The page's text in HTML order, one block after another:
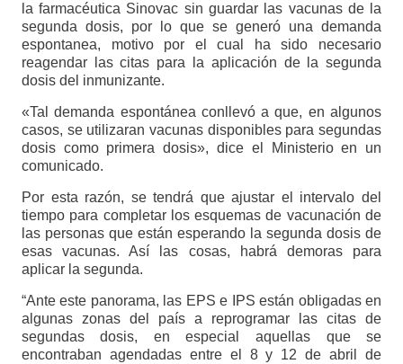
la farmacéutica Sinovac sin guardar las vacunas de la
segunda dosis, por lo que se generó una demanda
espontanea, motivo por el cual ha sido necesario
reagendar las citas para la aplicación de la segunda
dosis del inmunizante.
«Tal demanda espontánea conllevó a que, en algunos
casos, se utilizaran vacunas disponibles para segundas
dosis como primera dosis», dice el Ministerio en un
comunicado.
Por esta razón, se tendrá que ajustar el intervalo del
tiempo para completar los esquemas de vacunación de
las personas que están esperando la segunda dosis de
esas vacunas. Así las cosas, habrá demoras para
aplicar la segunda.
“Ante este panorama, las EPS e IPS están obligadas en
algunas zonas del país a reprogramar las citas de
segundas dosis, en especial aquellas que se
encontraban agendadas entre el 8 y 12 de abril de